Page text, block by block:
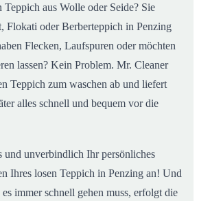
Teppich aus Wolle oder Seide? Sie
Flokati oder Berberteppich in Penzing
Flecken, Laufspuren oder möchten
lassen? Kein Problem. Mr. Cleaner
Teppich zum waschen ab und liefert
alles schnell und bequem vor die
und unverbindlich Ihr persönliches
Ihres losen Teppich in Penzing an! Und
immer schnell gehen muss, erfolgt die